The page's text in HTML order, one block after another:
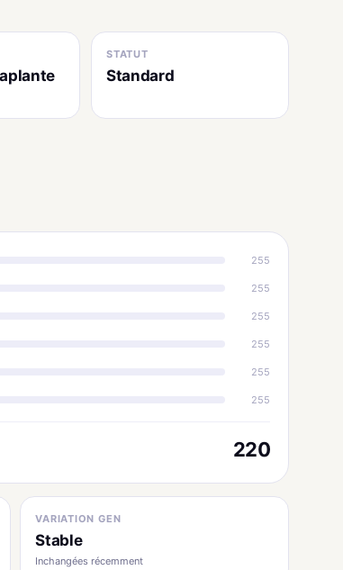
STATUT
Standard
255
255
255
255
255
255
220
VARIATION GEN
Stable
Inchangées récemment